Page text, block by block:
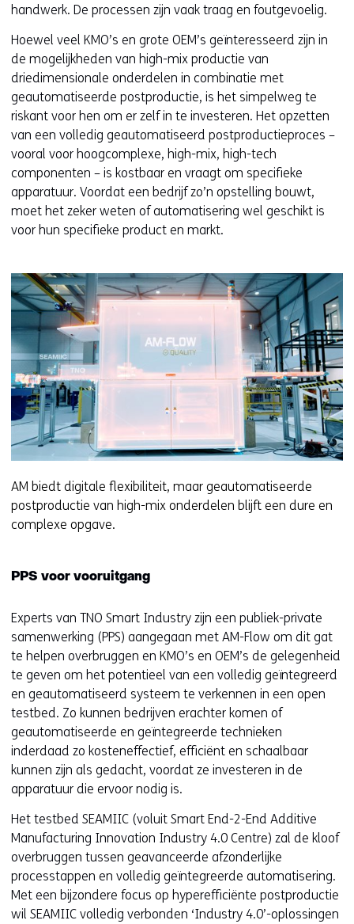
handwerk. De processen zijn vaak traag en foutgevoelig.
Hoewel veel KMO’s en grote OEM’s geïnteresseerd zijn in
de mogelijkheden van high-mix productie van
driedimensionale onderdelen in combinatie met
geautomatiseerde postproductie, is het simpelweg te
riskant voor hen om er zelf in te investeren. Het opzetten
van een volledig geautomatiseerd postproductieproces –
vooral voor hoogcomplexe, high-mix, high-tech
componenten – is kostbaar en vraagt om specifieke
apparatuur. Voordat een bedrijf zo’n opstelling bouwt,
moet het zeker weten of automatisering wel geschikt is
voor hun specifieke product en markt.
AM biedt digitale flexibiliteit, maar geautomatiseerde
postproductie van high-mix onderdelen blijft een dure en
complexe opgave.
PPS voor vooruitgang
Experts van TNO Smart Industry zijn een publiek-private
samenwerking (PPS) aangegaan met AM-Flow om dit gat
te helpen overbruggen en KMO’s en OEM’s de gelegenheid
te geven om het potentieel van een volledig geïntegreerd
en geautomatiseerd systeem te verkennen in een open
testbed. Zo kunnen bedrijven erachter komen of
geautomatiseerde en geïntegreerde technieken
inderdaad zo kosteneffectief, efficiënt en schaalbaar
kunnen zijn als gedacht, voordat ze investeren in de
apparatuur die ervoor nodig is.
Het testbed SEAMIIC (voluit Smart End-2-End Additive
Manufacturing Innovation Industry 4.0 Centre) zal de kloof
overbruggen tussen geavanceerde afzonderlijke
processtappen en volledig geïntegreerde automatisering.
Met een bijzondere focus op hyperefficiënte postproductie
wil SEAMIIC volledig verbonden ‘Industry 4.0’-oplossingen